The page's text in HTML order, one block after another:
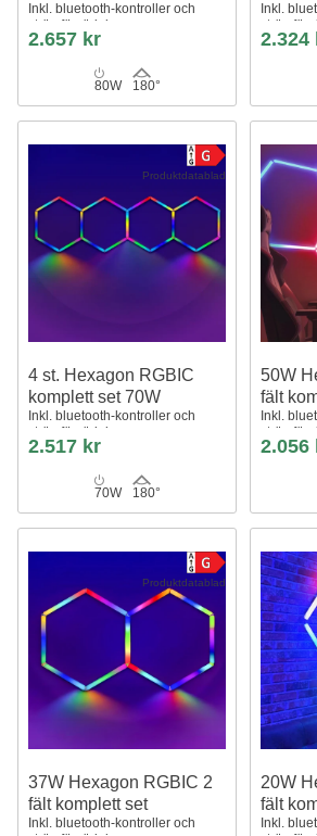
Inkl. bluetooth-kontroller och
strömförsörjning
2.657 kr
80W 180°
Inkl.
2.324
Produktdatablad
4 st. Hexagon RGBIC
komplett set 70W
Inkl. bluetooth-kontroller och
strömförsörjning
2.517 kr
70W 180°
50W
fält
Inkl.
2.056
Produktdatablad
37W Hexagon RGBIC 2
fält komplett set
Inkl. bluetooth-kontroller och
20W
fält
Inkl.